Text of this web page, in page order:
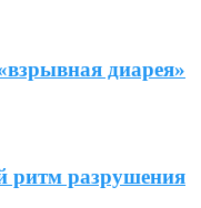
диарея»
ритм разрушения